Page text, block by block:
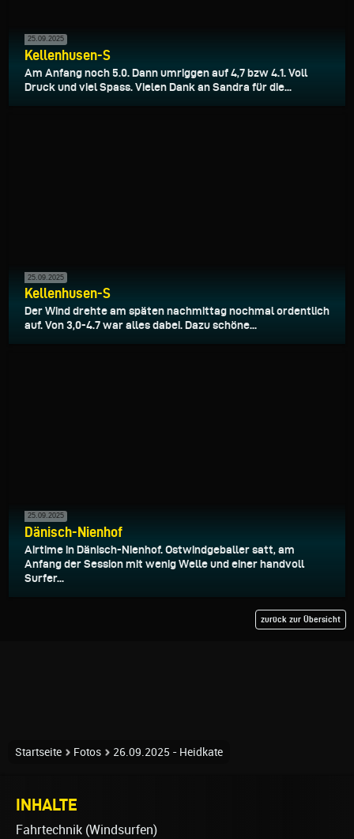
25.09.2025
Kellenhusen-S
Am Anfang noch 5.0. Dann umriggen auf 4,7 bzw 4.1. Voll
Druck und viel Spass. Vielen Dank an Sandra für die...
25.09.2025
Kellenhusen-S
Der Wind drehte am späten nachmittag nochmal ordentlich
auf. Von 3,0-4.7 war alles dabei. Dazu schöne...
25.09.2025
Dänisch-Nienhof
Airtime in Dänisch-Nienhof. Ostwindgeballer satt, am
Anfang der Session mit wenig Welle und einer handvoll
Surfer...
zurück zur Übersicht
Startseite Fotos 26.09.2025 - Heidkate
INHALTE
Fahrtechnik (Windsurfen)